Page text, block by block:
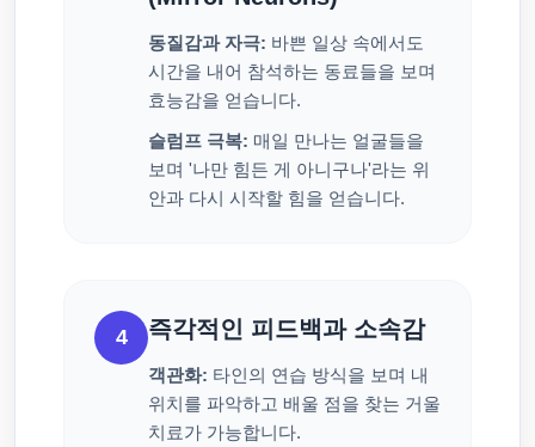
동질감과 자극: 바쁜 일상 속에서도
시간을 내어 참석하는 동료들을 보며
효능감을 얻습니다.
슬럼프 극복: 매일 만나는 얼굴들을
보며 '나만 힘든 게 아니구나'라는 위
안과 다시 시작할 힘을 얻습니다.
4 즉각적인 피드백과 소속감
객관화: 타인의 연습 방식을 보며 내
위치를 파악하고 배울 점을 찾는 거울
치료가 가능합니다.